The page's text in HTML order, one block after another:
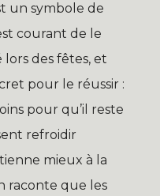
un symbole de
courant de le
des fêtes, et
pour le réussir :
pour qu’il reste
refroidir
mieux à la
raconte que les